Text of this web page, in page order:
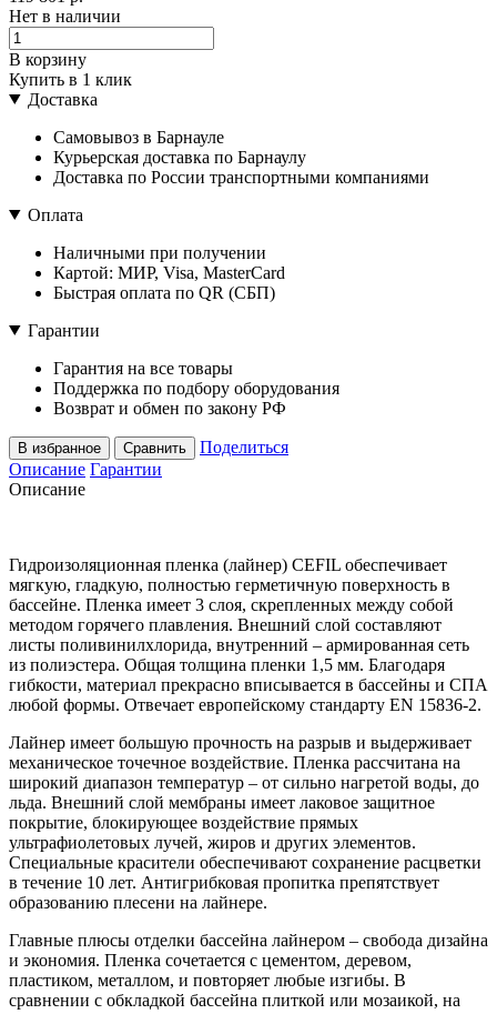
Нет в наличии
В корзину
Купить в 1 клик
Доставка
Самовывоз в Барнауле
Курьерская доставка по Барнаулу
Доставка по России транспортными компаниями
Оплата
Наличными при получении
Картой: МИР, Visa, MasterCard
Быстрая оплата по QR (СБП)
Гарантии
Гарантия на все товары
Поддержка по подбору оборудования
Возврат и обмен по закону РФ
В избранное Сравнить
Поделиться
Описание Гарантии
Описание
Гидроизоляционная пленка (лайнер) CEFIL обеспечивает
мягкую, гладкую, полностью герметичную поверхность в
бассейне. Пленка имеет 3 слоя, скрепленных между собой
методом горячего плавления. Внешний слой составляют
листы поливинилхлорида, внутренний – армированная сеть
из полиэстера. Общая толщина пленки 1,5 мм. Благодаря
гибкости, материал прекрасно вписывается в бассейны и СПА
любой формы. Отвечает европейскому стандарту EN 15836-2.
Лайнер имеет большую прочность на разрыв и выдерживает
механическое точечное воздействие. Пленка рассчитана на
широкий диапазон температур – от сильно нагретой воды, до
льда. Внешний слой мембраны имеет лаковое защитное
покрытие, блокирующее воздействие прямых
ультрафиолетовых лучей, жиров и других элементов.
Специальные красители обеспечивают сохранение расцветки
в течение 10 лет. Антигрибковая пропитка препятствует
образованию плесени на лайнере.
Главные плюсы отделки бассейна лайнером – свобода дизайна
и экономия. Пленка сочетается с цементом, деревом,
пластиком, металлом, и повторяет любые изгибы. В
сравнении с обкладкой бассейна плиткой или мозаикой, на